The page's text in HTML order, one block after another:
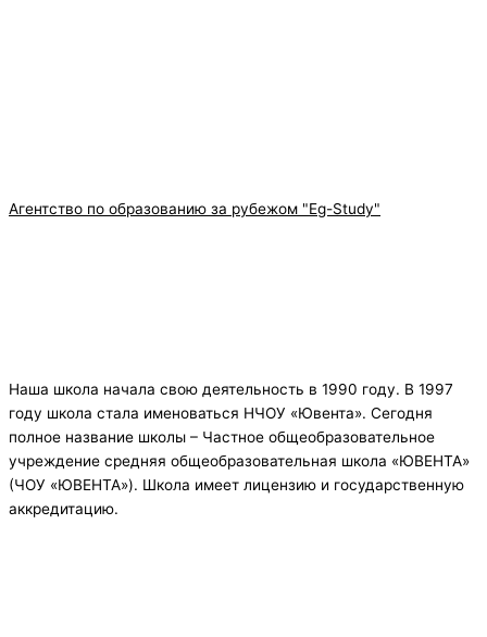
Агентство по образованию за рубежом "Eg-Study"
Наша школа начала свою деятельность в 1990 году. В 1997
году школа стала именоваться НЧОУ «Ювента». Сегодня
полное название школы – Частное общеобразовательное
учреждение средняя общеобразовательная школа «ЮВЕНТА»
(ЧОУ «ЮВЕНТА»). Школа имеет лицензию и государственную
аккредитацию.